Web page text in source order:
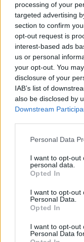
processing of your
targeted advertising
section to confirm
opt-out request is
interest-based ads
us or personal
your opt-out. You
disclosure of your
IAB’s list of
also be disclosed by
Downstream
Please note that this
not limited to your
grant or deny
use your data for
consent section.
Personal Data
I want to opt-out
personal data.
Opted In
I want to opt-out
Personal Data.
Opted In
I want to opt-out
Personal Data
Az úgynevezett
meg a
abból a néhány
legteljesebb
gyűjteményében
Országos
gyenge minőségű
sok papír között
filmszalagot is
korábbi
szerettünk volna
szereplőjének,
nem tudott
századik
digitális úton
Nemzeti Múzeum
dr. Tomsics
Fényképtár
résztvevőit is